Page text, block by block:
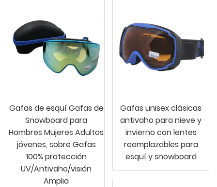
Gafas de esquí Gafas de
Snowboard para
Hombres Mujeres Adultos
jóvenes, sobre Gafas
100% protección
UV/Antivaho/visión
Amplia
Gafas unisex clásicas
antivaho para nieve y
invierno con lentes
reemplazables para
esquí y snowboard